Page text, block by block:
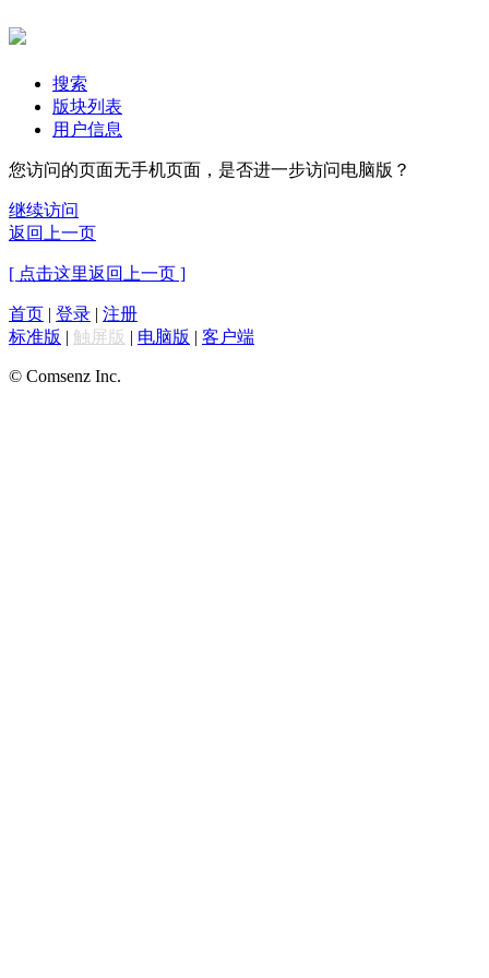
搜索
版块列表
用户信息
您访问的页面无手机页面，是否进一步访问电脑版？
继续访问
返回上一页
[ 点击这里返回上一页 ]
首页 | 登录 | 注册
标准版 | 触屏版 | 电脑版 | 客户端
© Comsenz Inc.